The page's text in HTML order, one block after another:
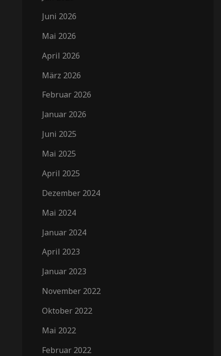
Juni 2026
Mai 2026
April 2026
März 2026
Februar 2026
Januar 2026
Juni 2025
Mai 2025
April 2025
Dezember 2024
Mai 2024
Januar 2024
April 2023
Januar 2023
November 2022
Oktober 2022
Mai 2022
Februar 2022